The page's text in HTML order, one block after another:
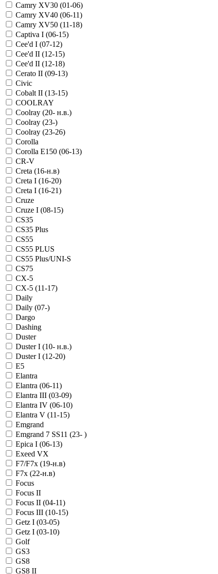
Camry XV30 (01-06)
Camry XV40 (06-11)
Camry XV50 (11-18)
Captiva I (06-15)
Cee'd I (07-12)
Cee'd II (12-15)
Cee'd II (12-18)
Cerato II (09-13)
Civic
Cobalt II (13-15)
COOLRAY
Coolray (20- н.в.)
Coolray (23-)
Coolray (23-26)
Corolla
Corolla E150 (06-13)
CR-V
Creta (16-н.в)
Creta I (16-20)
Creta I (16-21)
Cruze
Cruze I (08-15)
CS35
CS35 Plus
CS55
CS55 PLUS
CS55 Plus/UNI-S
CS75
CX-5
CX-5 (11-17)
Daily
Daily (07-)
Dargo
Dashing
Duster
Duster I (10- н.в.)
Duster I (12-20)
E5
Elantra
Elantra (06-11)
Elantra III (03-09)
Elantra IV (06-10)
Elantra V (11-15)
Emgrand
Emgrand 7 SS11 (23- )
Epica I (06-13)
Exeed VX
F7/F7x (19-н.в)
F7x (22-н.в)
Focus
Focus II
Focus II (04-11)
Focus III (10-15)
Getz I (03-05)
Getz I (03-10)
Golf
GS3
GS8
GS8 II